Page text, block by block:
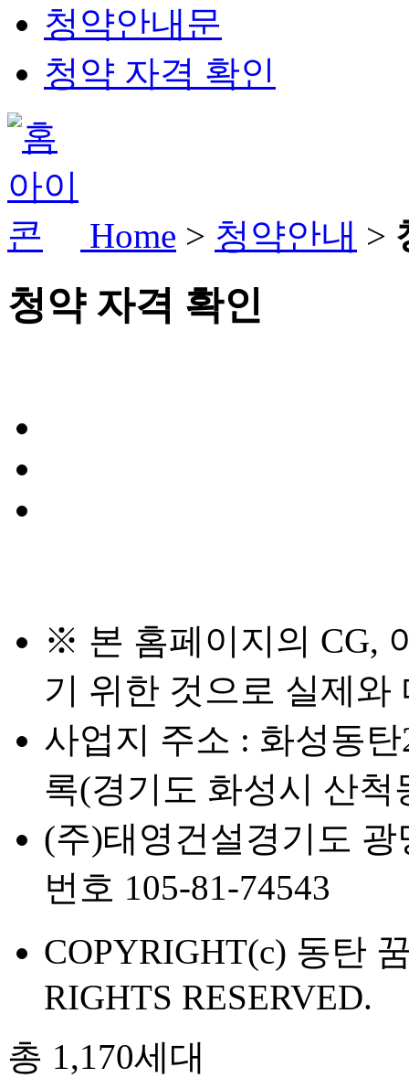
청약안내문
청약 자격 확인
Home > 청약안내 >
청약 자격 확인
※ 본 홈페이지의 CG,
기 위한 것으로 실제와
사업지 주소 : 화성동
록(경기도 화성시 산척
(주)태영건설 경기도 광
번호 105-81-74543
COPYRIGHT(c) 동탄
RIGHTS RESERVED.
총 1,170세대